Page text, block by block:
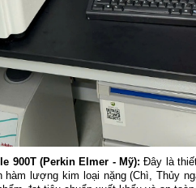
900T (Perkin Elmer - Mỹ): Đây là
lượng kim loại nặng (Chì, Thủy